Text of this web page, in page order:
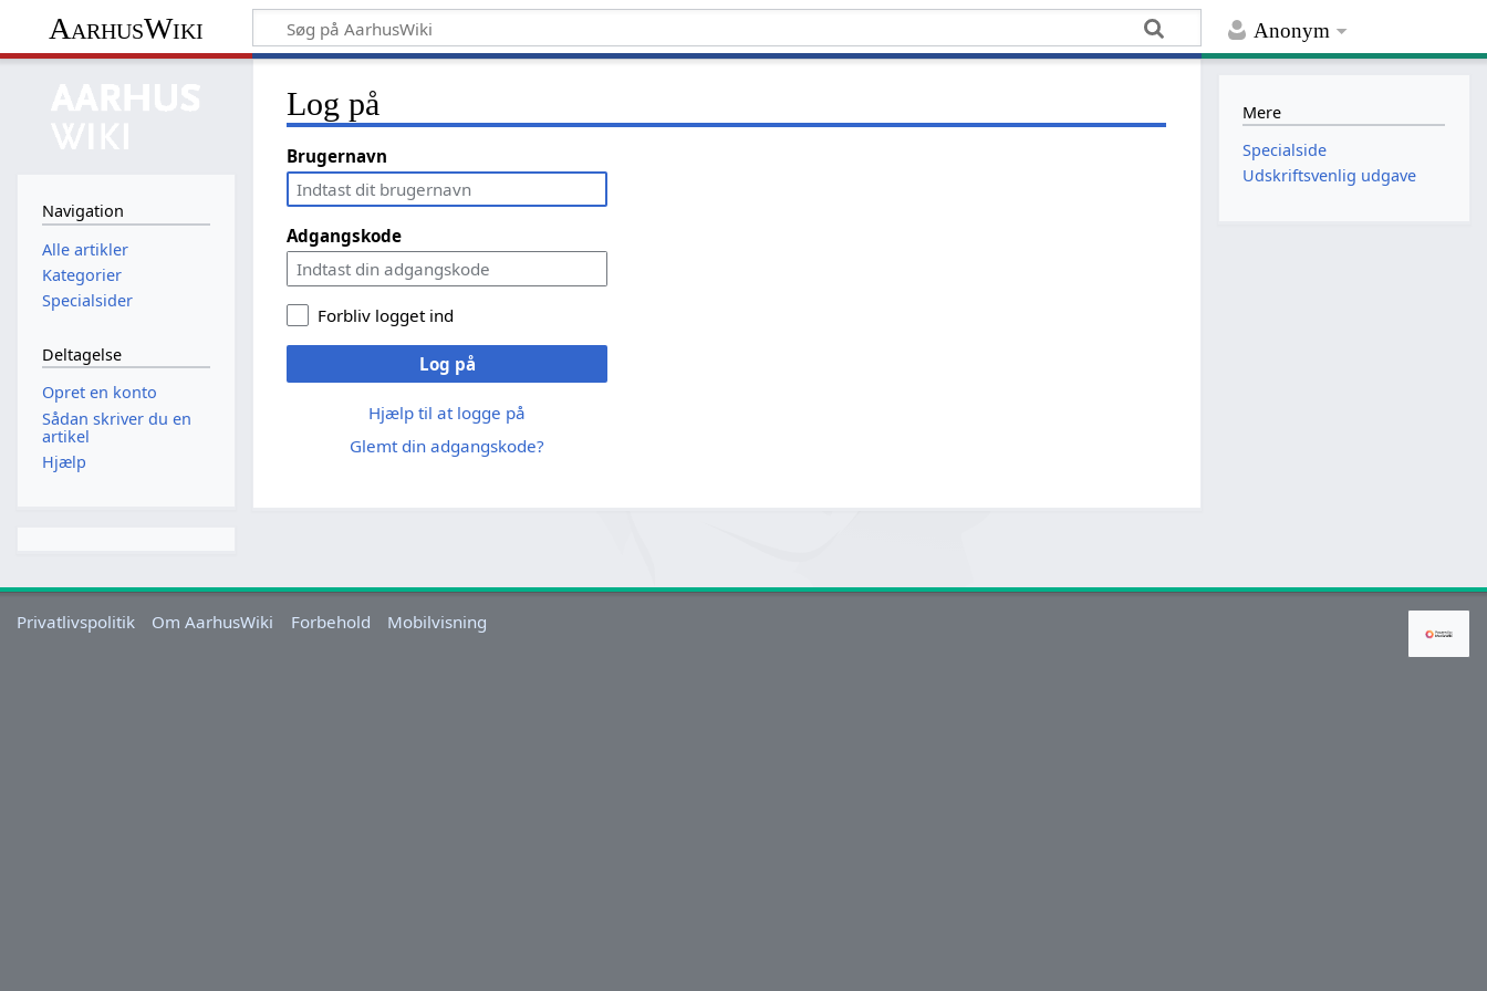
Anonym
AarhusWiki
Log på
Brugernavn
Adgangskode
Forbliv logget ind
Log på
Hjælp til at logge på
Glemt din adgangskode?
Navigation
Alle artikler
Kategorier
Specialsider
Deltagelse
Opret en konto
Sådan skriver du en
artikel
Hjælp
Mere
Specialside
Udskriftsvenlig udgave
Privatlivspolitik Om AarhusWiki Forbehold Mobilvisning